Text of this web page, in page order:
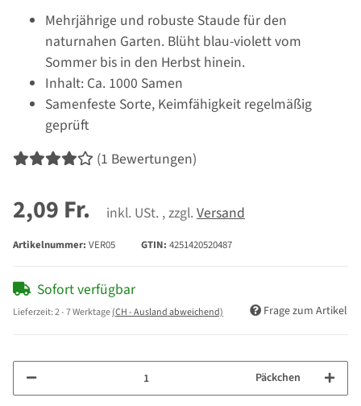
Mehrjährige und robuste Staude für den
naturnahen Garten. Blüht blau-violett vom
Sommer bis in den Herbst hinein.
Inhalt: Ca. 1000 Samen
Samenfeste Sorte, Keimfähigkeit regelmäßig
geprüft
(1 Bewertungen)
2,09 Fr. inkl. USt. , zzgl. Versand
Artikelnummer: VER05 GTIN: 4251420520487
Sofort verfügbar
Lieferzeit:2 - 7 Werktage(CH - Ausland abweichend) Frage zum Artikel
Päckchen